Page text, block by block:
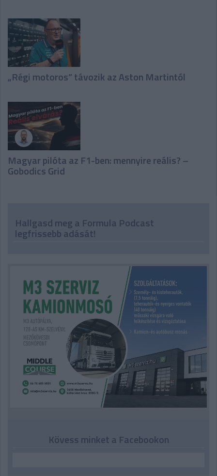
„Régi motoros” távozik az Aston Martintól
Magyar pilóta az F1-ben: mennyire reális? –
Gobodics Grid
Hallgasd meg a Formula Podcast
legfrissebb adását!
Kövess minket a Facebookon